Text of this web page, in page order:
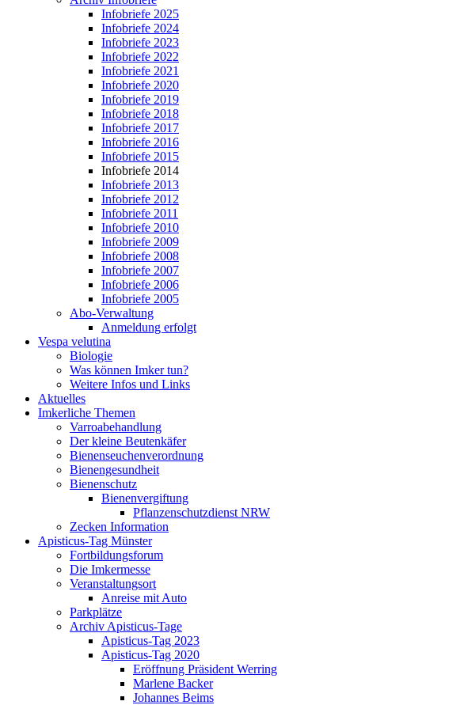
Infobriefe 2025
Infobriefe 2024
Infobriefe 2023
Infobriefe 2022
Infobriefe 2021
Infobriefe 2020
Infobriefe 2019
Infobriefe 2018
Infobriefe 2017
Infobriefe 2016
Infobriefe 2015
Infobriefe 2014
Infobriefe 2013
Infobriefe 2012
Infobriefe 2011
Infobriefe 2010
Infobriefe 2009
Infobriefe 2008
Infobriefe 2007
Infobriefe 2006
Infobriefe 2005
Abo-Verwaltung
Anmeldung erfolgt
Vespa velutina
Biologie
Was können Imker tun?
Weitere Infos und Links
Aktuelles
Imkerliche Themen
Varroabehandlung
Der kleine Beutenkäfer
Bienenseuchenverordnung
Bienengesundheit
Bienenschutz
Bienenvergiftung
Pflanzenschutzdienst NRW
Zecken Information
Apisticus-Tag Münster
Fortbildungsforum
Die Imkermesse
Veranstaltungsort
Anreise mit Auto
Parkplätze
Archiv Apisticus-Tage
Apisticus-Tag 2023
Apisticus-Tag 2020
Eröffnung Präsident Werring
Marlene Backer
Johannes Beims